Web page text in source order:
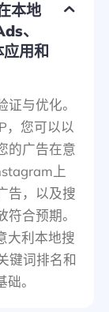
本地
、
用和
与优化。
，您可以以
的广告在意
上
告，以及搜
合预期。
大利本地搜
键词排名和
。